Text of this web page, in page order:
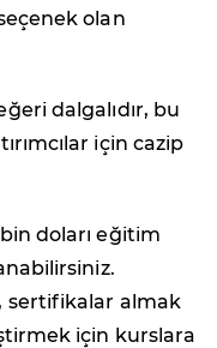
olan
dalgalıdır, bu
için cazip
doları eğitim
sertifikalar almak
için kurslara